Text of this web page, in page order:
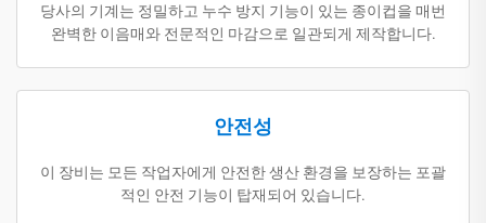
당사의 기계는 정밀하고 누수 방지 기능이 있는 종이컵을 매번
완벽한 이음매와 전문적인 마감으로 일관되게 제작합니다.
안전성
이 장비는 모든 작업자에게 안전한 생산 환경을 보장하는 포괄
적인 안전 기능이 탑재되어 있습니다.